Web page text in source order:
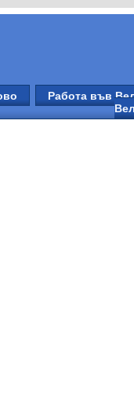
Работа във